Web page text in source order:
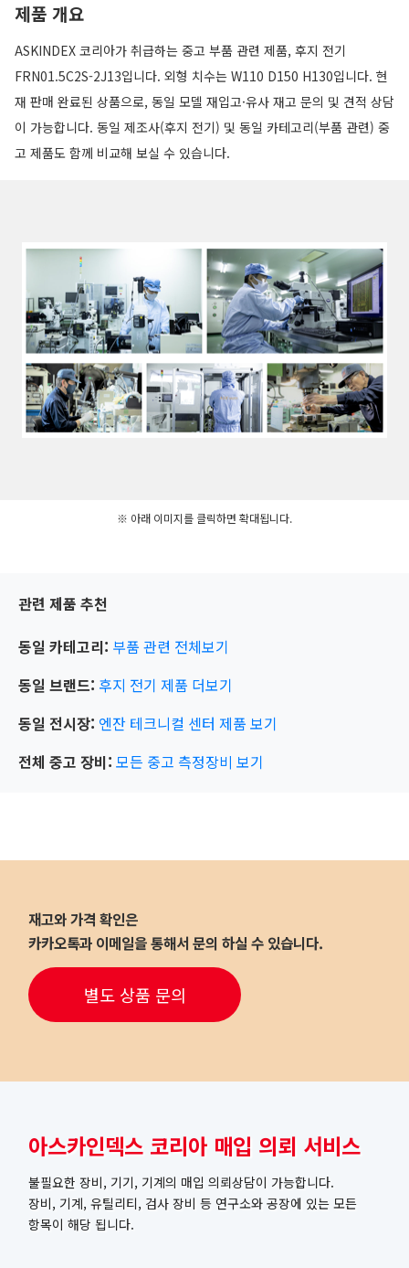
제품 개요
ASKINDEX 코리아가 취급하는 중고 부품 관련 제품, 후지 전기
FRN01.5C2S-2J13입니다. 외형 치수는 W110 D150 H130입니다. 현
재 판매 완료된 상품으로, 동일 모델 재입고·유사 재고 문의 및 견적 상담
이 가능합니다. 동일 제조사(후지 전기) 및 동일 카테고리(부품 관련) 중
고 제품도 함께 비교해 보실 수 있습니다.
※ 아래 이미지를 클릭하면 확대됩니다.
관련 제품 추천
동일 카테고리: 부품 관련 전체보기
동일 브랜드: 후지 전기 제품 더보기
동일 전시장: 엔잔 테크니컬 센터 제품 보기
전체 중고 장비: 모든 중고 측정장비 보기
재고와 가격 확인은
카카오톡과 이메일을 통해서 문의 하실 수 있습니다.
별도 상품 문의
아스카인덱스 코리아 매입 의뢰 서비스
불필요한 장비, 기기, 기계의 매입 의뢰상담이 가능합니다.
장비, 기계, 유틸리티, 검사 장비 등 연구소와 공장에 있는 모든
항목이 해당 됩니다.